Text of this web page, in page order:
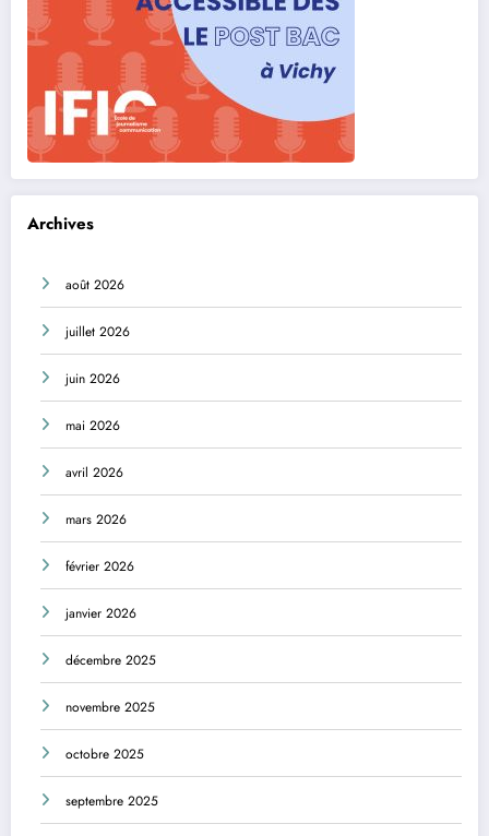
Archives
août 2026
juillet 2026
juin 2026
mai 2026
avril 2026
mars 2026
février 2026
janvier 2026
décembre 2025
novembre 2025
octobre 2025
septembre 2025